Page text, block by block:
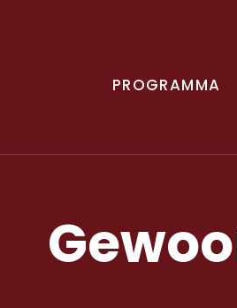
PROGRAMMA